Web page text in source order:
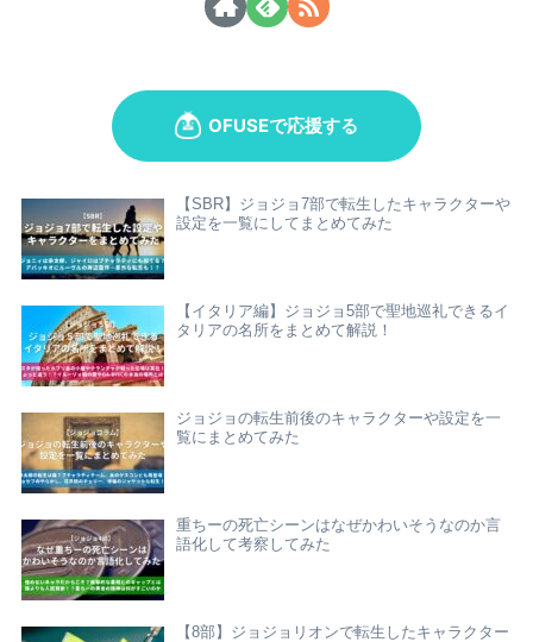
【SBR】ジョジョ7部で転生したキャラクターや
設定を一覧にしてまとめてみた
【イタリア編】ジョジョ5部で聖地巡礼できるイ
タリアの名所をまとめて解説！
ジョジョの転生前後のキャラクターや設定を一
覧にまとめてみた
重ちーの死亡シーンはなぜかわいそうなのか言
語化して考察してみた
【8部】ジョジョリオンで転生したキャラクター